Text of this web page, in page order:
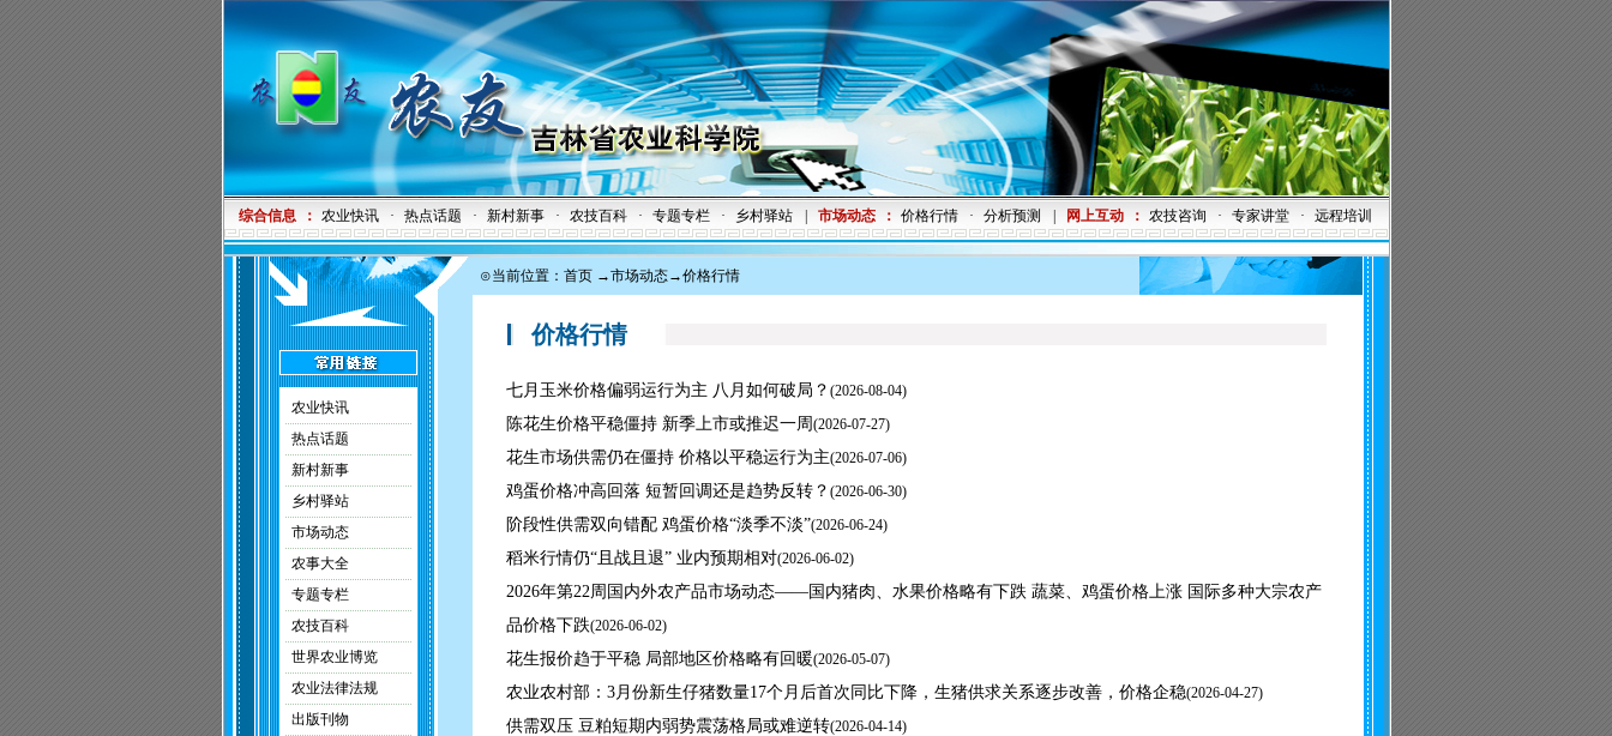
综合信息 ： 农业快讯 · 热点话题 · 新村新事 · 农技百科 · 专题专栏 · 乡村驿站 市场动态 ： 价格行情 · 分析预测 网上互动 ： 农技咨询 · 专家讲堂 · 远程培训
⊙当前位置： 首页→市场动态→价格行情
价格行情
七月玉米价格偏弱运行为主 八月如何破局？ (2026-08-04)
陈花生价格平稳僵持 新季上市或推迟一周 (2026-07-27)
花生市场供需仍在僵持 价格以平稳运行为主(2026-07-06)
鸡蛋价格冲高回落 短暂回调还是趋势反转？ (2026-06-30)
阶段性供需双向错配 鸡蛋价格“淡季不淡”(2026-06-24)
稻米行情仍“且战且退” 业内预期相对(2026-06-02)
2026年第22周国内外农产品市场动态——国内猪肉、水果价格略有下跌 蔬菜、鸡蛋价格上涨 国际多种大宗农产
品价格下跌(2026-06-02)
花生报价趋于平稳 局部地区价格略有回暖(2026-05-07)
农业农村部：3月份新生仔猪数量17个月后首次同比下降，生猪供求关系逐步改善，价格企稳(2026-04-27)
供需双压 豆粕短期内弱势震荡格局或难逆转(2026-04-14)
农业快讯
热点话题
新村新事
乡村驿站
市场动态
农事大全
专题专栏
农技百科
世界农业博览
农业法律法规
出版刊物